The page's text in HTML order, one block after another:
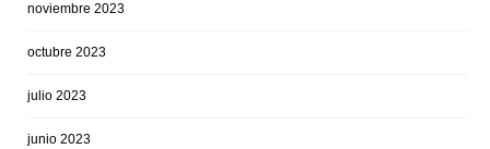
noviembre 2023
octubre 2023
julio 2023
junio 2023